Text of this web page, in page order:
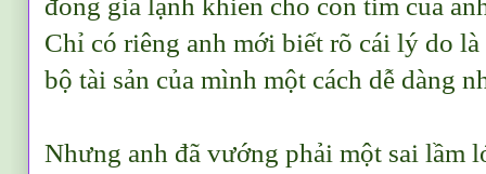
đông giá lạnh khiến cho con tim của
Chỉ có riêng anh mới biết rõ cái lý do là
bộ tài sản của mình một cách dễ dàng
Nhưng anh đã vướng phải một sai lầm